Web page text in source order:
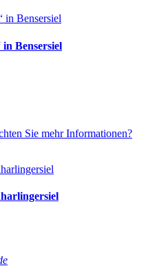
in Bensersiel
Sie mehr Informationen?